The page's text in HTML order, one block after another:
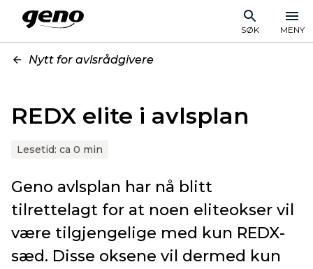
SØK MENY
Nytt for avlsrådgivere
REDX elite i avlsplan
Lesetid: ca 0 min
Geno avlsplan har nå blitt
tilrettelagt for at noen eliteokser vil
være tilgjengelige med kun REDX-
sæd. Disse oksene vil dermed kun